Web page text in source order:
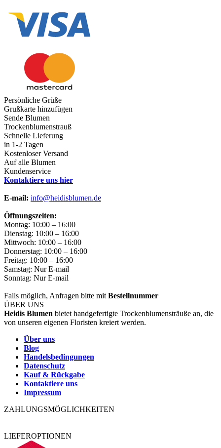
Persönliche Grüße
Grußkarte hinzufügen
Sende Blumen
Trockenblumenstrauß
Schnelle Lieferung
in 1-2 Tagen
Kostenloser Versand
Auf alle Blumen
Kundenservice
Kontaktiere uns hier
E-mail: info@heidisblumen.de
Öffnungszeiten:
Montag: 10:00 – 16:00
Dienstag: 10:00 – 16:00
Mittwoch: 10:00 – 16:00
Donnerstag: 10:00 – 16:00
Freitag: 10:00 – 16:00
Samstag: Nur E-mail
Sonntag: Nur E-mail
Falls möglich, Anfragen bitte mit Bestellnummer
ÜBER UNS
Heidis Blumen bietet handgefertigte Trockenblumensträuße an, die
von unseren eigenen Floristen kreiert werden.
Über uns
Blog
Handelsbedingungen
Datenschutz
Kauf & Rückgabe
Kontaktiere uns
Impressum
ZAHLUNGSMÖGLICHKEITEN
LIEFEROPTIONEN